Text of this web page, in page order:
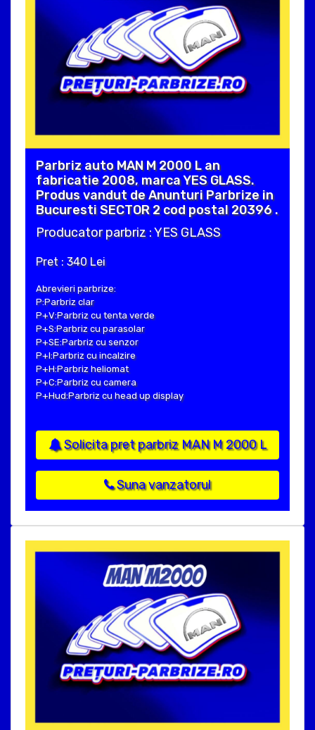
Parbriz auto MAN M 2000 L an
fabricatie 2008, marca YES GLASS.
Produs vandut de Anunturi Parbrize in
Bucuresti SECTOR 2 cod postal 20396 .
Producator parbriz : YES GLASS
Pret : 340 Lei
Abrevieri parbrize:
P:Parbriz clar
P+V:Parbriz cu tenta verde
P+S:Parbriz cu parasolar
P+SE:Parbriz cu senzor
P+I:Parbriz cu incalzire
P+H:Parbriz heliomat
P+C:Parbriz cu camera
P+Hud:Parbriz cu head up display
Solicita pret parbriz MAN M 2000 L
Suna vanzatorul